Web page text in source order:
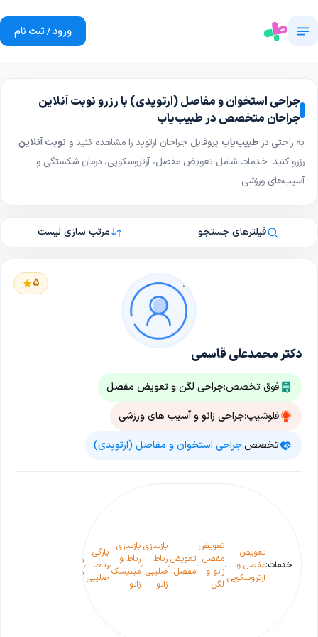
ورود / ثبت نام
جراحی استخوان و مفاصل (ارتوپدی) با رزرو نوبت آنلاین
جراحان متخصص در طبیب‌یاب
به راحتی در طبیب‌یاب پروفایل جراحان ارتوپد را مشاهده کنید و نوبت آنلاین
رزرو کنید. خدمات شامل تعویض مفصل، آرتروسکوپی، درمان شکستگی و
آسیب‌های ورزشی.
فیلترهای جستجو مرتب سازی لیست
5
دکتر محمدعلی قاسمی
فوق تخصص:جراحی لگن و تعویض مفصل
فلوشیپ:جراحی زانو و آسیب های ورزشی
تخصص:جراحی استخوان و مفاصل (ارتوپدی)
خدمات:
تعویض
مفصل و
آرتروسکوپی
،
تعویض
مفصل
زانو و
لگن
،تعویض
مفصل ،
بازسازی
رباط
صلیبی
زانو
،
بازسازی
رباط و
مینیسک
زانو
،
پارگی
رباط
صلیبی
،ران به
روش